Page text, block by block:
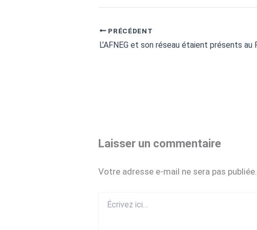
PRÉCÉDENT
Laisser un commentaire
Votre adresse e-mail ne sera pas publiée.
ici…